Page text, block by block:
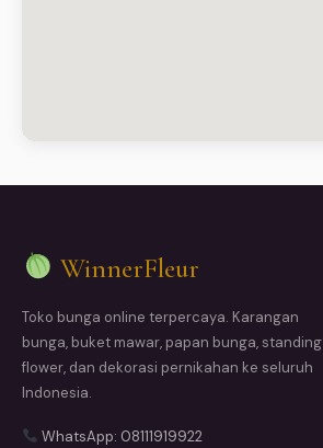
WinnerFleur
Toko bunga online terpercaya. Karangan
bunga, buket mawar, papan bunga, standing
flower, dan dekorasi pernikahan ke seluruh
Indonesia.
WhatsApp: 08111919922